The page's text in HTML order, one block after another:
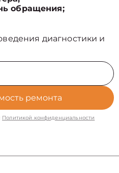
обращения;
диагностики и
ремонта
Политикой конфиденциальности